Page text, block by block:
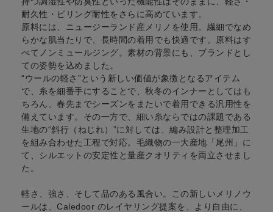
耐久性・ピリング耐性をさらに高めています。
原料には、ニュージーランド産メリノを使用。繊細でなめ
らかな肌当たりで、長時間の着用でも快適です。原料はす
べてノンミュールジング。素材の背景にも、ブランドとし
ての姿勢を込めました。
“ウールの軽さ”という新しい価値が象徴となるアイテム
で、糸を細番手にすることで、秋冬のインナーとしてはも
ちろん、春先までシーズンをまたいで着用できる汎用性を
備えています。その一方で、細い糸ならではの課題である
生地の“斜行（ねじれ）”に対しては、編み設計と整理加工
を組み合わせた工程で対応。毛織物の一大産地「尾州」に
て、シルエットの安定性と量産クオリティを両立させまし
た。
軽さ、強さ、そして品のある風合い。この新しいメリノウ
ールは、Caledoor のレイヤリング提案を、より自由に、